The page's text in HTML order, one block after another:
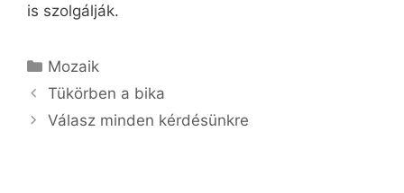
is szolgálják.
Kategória
Mozaik
Tükörben a bika
Válasz minden kérdésünkre